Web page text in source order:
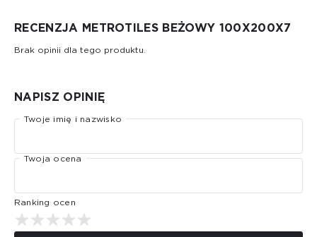
RECENZJA METROTILES BEŻOWY 100X200X7
Brak opinii dla tego produktu.
NAPISZ OPINIĘ
Twoje imię i nazwisko
Twoja ocena
Ranking ocen